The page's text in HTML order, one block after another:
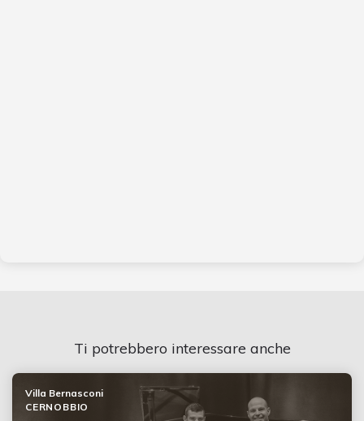
Ti potrebbero interessare anche
Villa Bernasconi
CERNOBBIO